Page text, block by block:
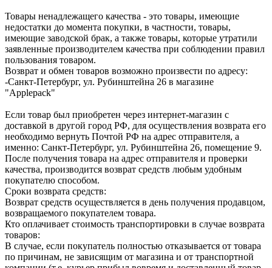
Товары ненадлежащего качества - это товары, имеющие
недостатки до момента покупки, в частности, товары,
имеющие заводской брак, а также товары, которые утратили
заявленные производителем качества при соблюдении правил
пользования товаром.
Возврат и обмен товаров возможно произвести по адресу:
-Санкт-Петербург, ул. Рубинштейна 26 в магазине
"Applepack"
Если товар был приобретен через интернет-магазин с
доставкой в другой город РФ, для осуществления возврата его
необходимо вернуть Почтой РФ на адрес отправителя, а
именно: Санкт-Петербург, ул. Рубинштейна 26, помещение 9.
После получения товара на адрес отправителя и проверки
качества, производится возврат средств любым удобным
покупателю способом.
Сроки возврата средств:
Возврат средств осуществляется в день получения продавцом,
возвращаемого покупателем товара.
Кто оплачивает стоимость транспортировки в случае возврата
товаров:
В случае, если покупатель полностью отказывается от товара
по причинам, не зависящим от магазина и от транспортной